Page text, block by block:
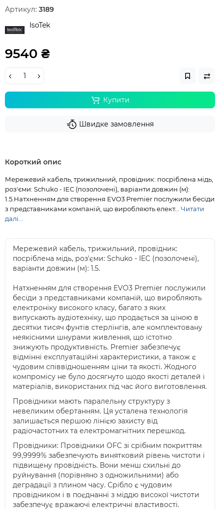
Артикул: 3189
IsoTek
9540 ₴
Купити
Швидке замовлення
Короткий опис
Мережевий кабель, трижильний, провідник: посріблена мідь,
роз'єми: Schuko - IEC (позолочені), варіанти довжин (м):
1.5.Натхненням для створення EVO3 Premier послужили бесіди
з представниками компаній, що виробляють елект... Читати
далі...
Мережевий кабель, трижильний, провідник:
посріблена мідь, роз'єми: Schuko - IEC (позолочені),
варіанти довжин (м): 1.5.
Натхненням для створення EVO3 Premier послужили
бесіди з представниками компаній, що виробляють
електроніку високого класу, багато з яких
випускають аудіотехніку, що продається за ціною в
десятки тисяч фунтів стерлінгів, але комплектовану
неякісними шнурами живлення, що істотно
знижують продуктивність. Premier забезпечує
відмінні експлуатаційні характеристики, а також є
чудовим співвідношенням ціни та якості. Жодного
компромісу не було досягнуто щодо якості деталей і
матеріалів, використаних під час його виготовлення.
Провідники мають паралельну структуру з
невеликим обертанням. Ця усталена технологія
залишається першою лінією захисту від
радіочастотних та електромагнітних перешкод.
Провідники: Провідники OFC зі срібним покриттям
99,9999% забезпечують винятковий рівень чистоти і
підвищену провідність. Вони менш схильні до
руйнування (порівняно з одножильними) або
деградації з плином часу. Срібло є чудовим
провідником і в поєднанні з міддю високої чистоти
забезпечує вражаючі електричні властивості.